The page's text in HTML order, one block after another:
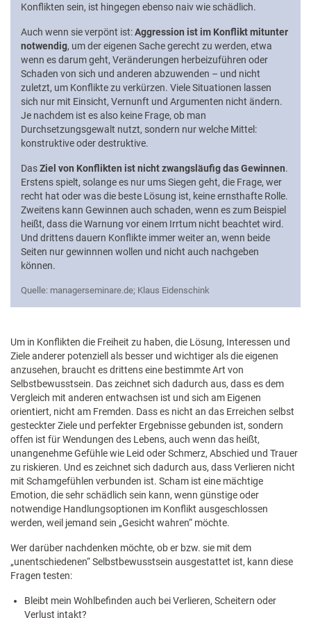
Konflikten sein, ist hingegen ebenso naiv wie schädlich.
Auch wenn sie verpönt ist:Aggression ist im Konflikt mitunter
notwendig, um der eigenen Sache gerecht zu werden, etwa
wenn es darum geht, Veränderungen herbeizuführen oder
Schaden von sich und anderen abzuwenden – und nicht
zuletzt, um Konflikte zu verkürzen. Viele Situationen lassen
sich nur mit Einsicht, Vernunft und Argumenten nicht ändern.
Je nachdem ist es also keine Frage, ob man
Durchsetzungsgewalt nutzt, sondern nur welche Mittel:
konstruktive oder destruktive.
DasZiel von Konflikten ist nicht zwangsläufig das Gewinnen.
Erstens spielt, solange es nur ums Siegen geht, die Frage, wer
recht hat oder was die beste Lösung ist, keine ernsthafte Rolle.
Zweitens kann Gewinnen auch schaden, wenn es zum Beispiel
heißt, dass die Warnung vor einem Irrtum nicht beachtet wird.
Und drittens dauern Konflikte immer weiter an, wenn beide
Seiten nur gewinnnen wollen und nicht auch nachgeben
können.
Quelle: managerseminare.de; Klaus Eidenschink
Um in Konflikten die Freiheit zu haben, die Lösung, Interessen und
Ziele anderer potenziell als besser und wichtiger als die eigenen
anzusehen, braucht es drittens eine bestimmte Art von
Selbstbewusstsein. Das zeichnet sich dadurch aus, dass es dem
Vergleich mit anderen entwachsen ist und sich am Eigenen
orientiert, nicht am Fremden. Dass es nicht an das Erreichen selbst
gesteckter Ziele und perfekter Ergebnisse gebunden ist, sondern
offen ist für Wendungen des Lebens, auch wenn das heißt,
unangenehme Gefühle wie Leid oder Schmerz, Abschied und Trauer
zu riskieren. Und es zeichnet sich dadurch aus, dass Verlieren nicht
mit Schamgefühlen verbunden ist. Scham ist eine mächtige
Emotion, die sehr schädlich sein kann, wenn günstige oder
notwendige Handlungsoptionen im Konflikt ausgeschlossen
werden, weil jemand sein „Gesicht wahren“ möchte.
Wer darüber nachdenken möchte, ob er bzw. sie mit dem
„unentschiedenen“ Selbstbewusstsein ausgestattet ist, kann diese
Fragen testen:
Bleibt mein Wohlbefinden auch bei Verlieren, Scheitern oder
Verlust intakt?